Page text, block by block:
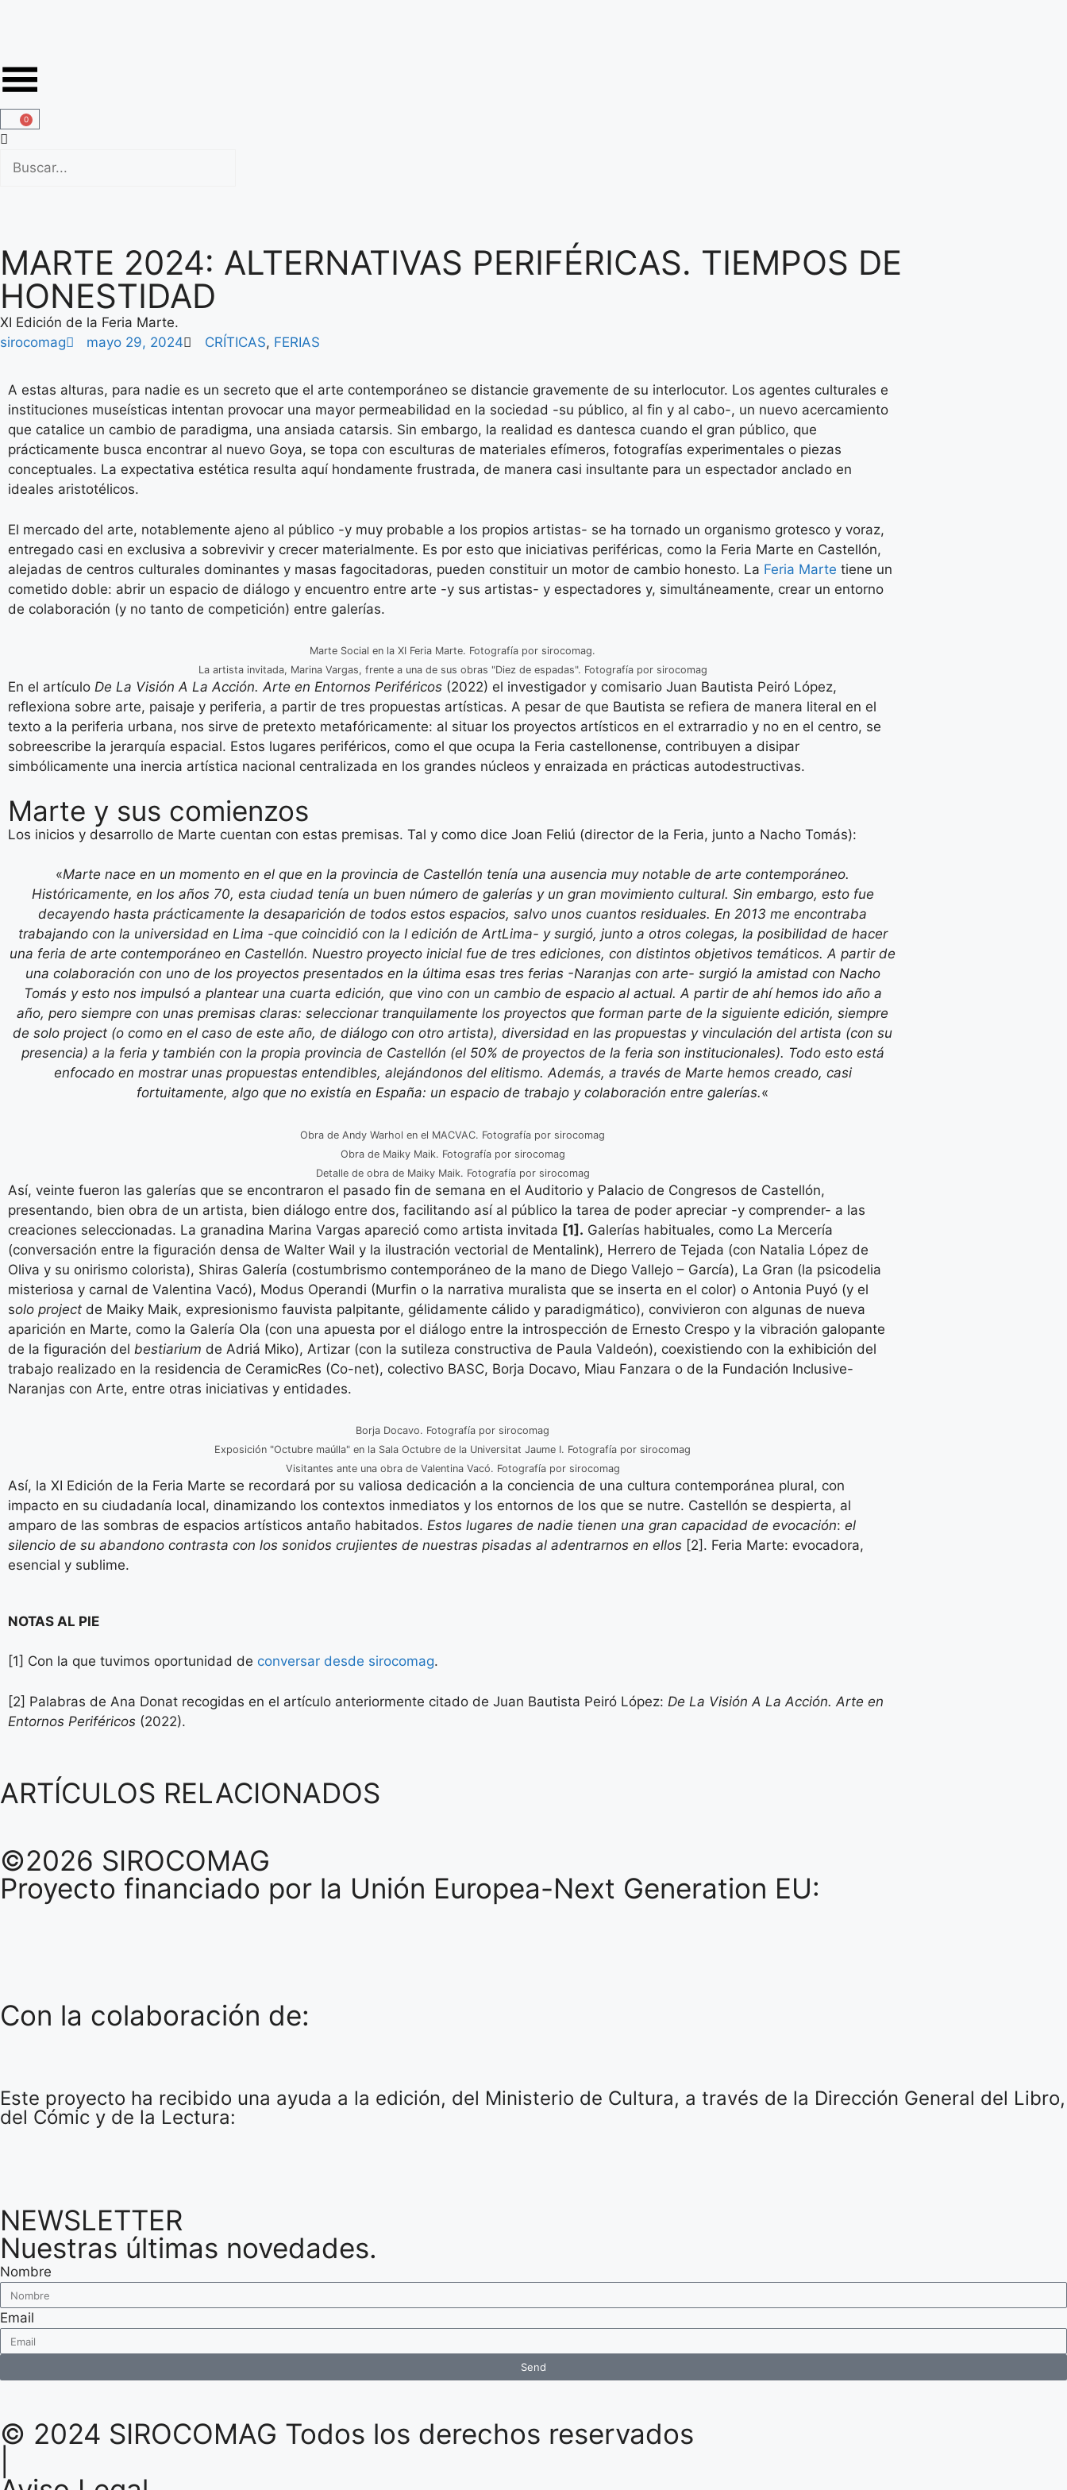
0
MARTE 2024: ALTERNATIVAS PERIFÉRICAS. TIEMPOS DE
HONESTIDAD
XI Edición de la Feria Marte.
sirocomag
mayo 29, 2024 CRÍTICAS, FERIAS
A estas alturas, para nadie es un secreto que el arte contemporáneo se distancie gravemente de su interlocutor. Los agentes culturales e
instituciones museísticas intentan provocar una mayor permeabilidad en la sociedad -su público, al fin y al cabo-, un nuevo acercamiento
que catalice un cambio de paradigma, una ansiada catarsis. Sin embargo, la realidad es dantesca cuando el gran público, que
prácticamente busca encontrar al nuevo Goya, se topa con esculturas de materiales efímeros, fotografías experimentales o piezas
conceptuales. La expectativa estética resulta aquí hondamente frustrada, de manera casi insultante para un espectador anclado en
ideales aristotélicos.
El mercado del arte, notablemente ajeno al público -y muy probable a los propios artistas- se ha tornado un organismo grotesco y voraz,
entregado casi en exclusiva a sobrevivir y crecer materialmente. Es por esto que iniciativas periféricas, como la Feria Marte en Castellón,
alejadas de centros culturales dominantes y masas fagocitadoras, pueden constituir un motor de cambio honesto. La Feria Marte tiene un
cometido doble: abrir un espacio de diálogo y encuentro entre arte -y sus artistas- y espectadores y, simultáneamente, crear un entorno
de colaboración (y no tanto de competición) entre galerías.
Marte Social en la XI Feria Marte. Fotografía por sirocomag.
La artista invitada, Marina Vargas, frente a una de sus obras "Diez de espadas". Fotografía por sirocomag
En el artículo De La Visión A La Acción. Arte en Entornos Periféricos (2022) el investigador y comisario Juan Bautista Peiró López,
reflexiona sobre arte, paisaje y periferia, a partir de tres propuestas artísticas. A pesar de que Bautista se refiera de manera literal en el
texto a la periferia urbana, nos sirve de pretexto metafóricamente: al situar los proyectos artísticos en el extrarradio y no en el centro, se
sobreescribe la jerarquía espacial. Estos lugares periféricos, como el que ocupa la Feria castellonense, contribuyen a disipar
simbólicamente una inercia artística nacional centralizada en los grandes núcleos y enraizada en prácticas autodestructivas.
Marte y sus comienzos
Los inicios y desarrollo de Marte cuentan con estas premisas. Tal y como dice Joan Feliú (director de la Feria, junto a Nacho Tomás):
«Marte nace en un momento en el que en la provincia de Castellón tenía una ausencia muy notable de arte contemporáneo.
Históricamente, en los años 70, esta ciudad tenía un buen número de galerías y un gran movimiento cultural. Sin embargo, esto fue
decayendo hasta prácticamente la desaparición de todos estos espacios, salvo unos cuantos residuales. En 2013 me encontraba
trabajando con la universidad en Lima -que coincidió con la I edición de ArtLima- y surgió, junto a otros colegas, la posibilidad de hacer
una feria de arte contemporáneo en Castellón. Nuestro proyecto inicial fue de tres ediciones, con distintos objetivos temáticos. A partir de
una colaboración con uno de los proyectos presentados en la última esas tres ferias -Naranjas con arte- surgió la amistad con Nacho
Tomás y esto nos impulsó a plantear una cuarta edición, que vino con un cambio de espacio al actual. A partir de ahí hemos ido año a
año, pero siempre con unas premisas claras: seleccionar tranquilamente los proyectos que forman parte de la siguiente edición, siempre
de solo project (o como en el caso de este año, de diálogo con otro artista), diversidad en las propuestas y vinculación del artista (con su
presencia) a la feria y también con la propia provincia de Castellón (el 50% de proyectos de la feria son institucionales). Todo esto está
enfocado en mostrar unas propuestas entendibles, alejándonos del elitismo. Además, a través de Marte hemos creado, casi
fortuitamente, algo que no existía en España: un espacio de trabajo y colaboración entre galerías.«
Obra de Andy Warhol en el MACVAC. Fotografía por sirocomag
Obra de Maiky Maik. Fotografía por sirocomag
Detalle de obra de Maiky Maik. Fotografía por sirocomag
Así, veinte fueron las galerías que se encontraron el pasado fin de semana en el Auditorio y Palacio de Congresos de Castellón,
presentando, bien obra de un artista, bien diálogo entre dos, facilitando así al público la tarea de poder apreciar -y comprender- a las
creaciones seleccionadas. La granadina Marina Vargas apareció como artista invitada [1]. Galerías habituales, como La Mercería
(conversación entre la figuración densa de Walter Wail y la ilustración vectorial de Mentalink), Herrero de Tejada (con Natalia López de
Oliva y su onirismo colorista), Shiras Galería (costumbrismo contemporáneo de la mano de Diego Vallejo – García), La Gran (la psicodelia
misteriosa y carnal de Valentina Vacó), Modus Operandi (Murfin o la narrativa muralista que se inserta en el color) o Antonia Puyó (y el
solo project de Maiky Maik, expresionismo fauvista palpitante, gélidamente cálido y paradigmático), convivieron con algunas de nueva
aparición en Marte, como la Galería Ola (con una apuesta por el diálogo entre la introspección de Ernesto Crespo y la vibración galopante
de la figuración del bestiarium de Adriá Miko), Artizar (con la sutileza constructiva de Paula Valdeón), coexistiendo con la exhibición del
trabajo realizado en la residencia de CeramicRes (Co-net), colectivo BASC, Borja Docavo, Miau Fanzara o de la Fundación Inclusive-
Naranjas con Arte, entre otras iniciativas y entidades.
Borja Docavo. Fotografía por sirocomag
Exposición "Octubre maúlla" en la Sala Octubre de la Universitat Jaume I. Fotografía por sirocomag
Visitantes ante una obra de Valentina Vacó. Fotografía por sirocomag
Así, la XI Edición de la Feria Marte se recordará por su valiosa dedicación a la conciencia de una cultura contemporánea plural, con
impacto en su ciudadanía local, dinamizando los contextos inmediatos y los entornos de los que se nutre. Castellón se despierta, al
amparo de las sombras de espacios artísticos antaño habitados. Estos lugares de nadie tienen una gran capacidad de evocación: el
silencio de su abandono contrasta con los sonidos crujientes de nuestras pisadas al adentrarnos en ellos [2]. Feria Marte: evocadora,
esencial y sublime.
NOTAS AL PIE
[1] Con la que tuvimos oportunidad de conversar desde sirocomag.
[2] Palabras de Ana Donat recogidas en el artículo anteriormente citado de Juan Bautista Peiró López: De La Visión A La Acción. Arte en
Entornos Periféricos (2022).
ARTÍCULOS RELACIONADOS
©2026 SIROCOMAG
Proyecto financiado por la Unión Europea-Next Generation EU:
Con la colaboración de:
Este proyecto ha recibido una ayuda a la edición, del Ministerio de Cultura, a través de la Dirección General del Libro,
del Cómic y de la Lectura:
NEWSLETTER
Nuestras últimas novedades.
Nombre
Email
Send
© 2024 SIROCOMAG Todos los derechos reservados